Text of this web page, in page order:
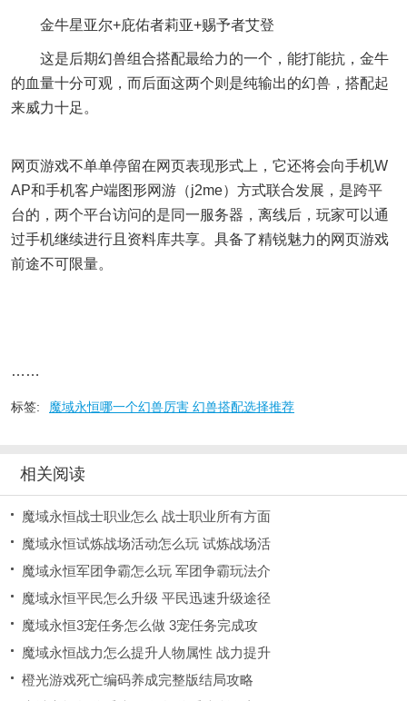
金牛星亚尔+庇佑者莉亚+赐予者艾登
这是后期幻兽组合搭配最给力的一个，能打能抗，金牛
的血量十分可观，而后面这两个则是纯输出的幻兽，搭配起
来威力十足。
网页游戏不单单停留在网页表现形式上，它还将会向手机W
AP和手机客户端图形网游（j2me）方式联合发展，是跨平
台的，两个平台访问的是同一服务器，离线后，玩家可以通
过手机继续进行且资料库共享。具备了精锐魅力的网页游戏
前途不可限量。
……
标签: 魔域永恒哪一个幻兽厉害 幻兽搭配选择推荐
相关阅读
魔域永恒战士职业怎么 战士职业所有方面
魔域永恒试炼战场活动怎么玩 试炼战场活
魔域永恒军团争霸怎么玩 军团争霸玩法介
魔域永恒平民怎么升级 平民迅速升级途径
魔域永恒3宠任务怎么做 3宠任务完成攻
魔域永恒战力怎么提升人物属性 战力提升
橙光游戏死亡编码养成完整版结局攻略